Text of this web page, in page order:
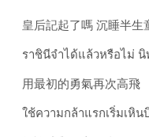
皇后記起了嗎 沉睡半生
ราชินีจำได้แล้วหรือไม่
用最初的勇氣再次高飛
ใช้ความกล้าแรกเริ่มเหิน